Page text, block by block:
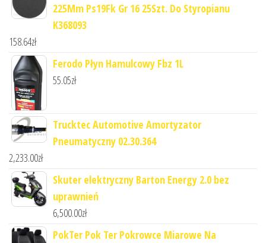
225Mm Ps19Fk Gr 16 25Szt. Do Styropianu
K368093
158.64zł
Ferodo Płyn Hamulcowy Fbz 1L
55.05zł
Trucktec Automotive Amortyzator
Pneumatyczny 02.30.364
2,233.00zł
Skuter elektryczny Barton Energy 2.0 bez
uprawnień
6,500.00zł
PokTer Pok Ter Pokrowce Miarowe Na